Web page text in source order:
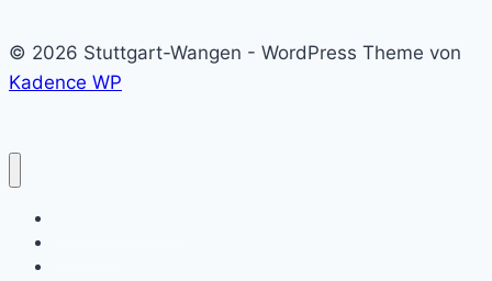
© 2026 Stuttgart-Wangen - WordPress Theme von
Kadence WP